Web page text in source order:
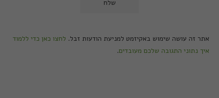
אתר זה עושה שימוש באקיזמט למניעת הודעות זבל. לחצו כאן כדי ללמוד
איך נתוני התגובה שלכם מעובדים.